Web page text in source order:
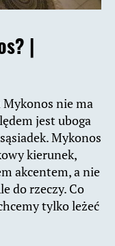
|
nie ma
jest uboga
Mykonos
kierunek,
akcentem, a nie
do rzeczy. Co
tylko leżeć